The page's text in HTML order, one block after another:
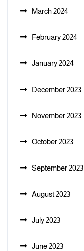
March 2024
February 2024
January 2024
December 2023
November 2023
October 2023
September 2023
August 2023
July 2023
June 2023